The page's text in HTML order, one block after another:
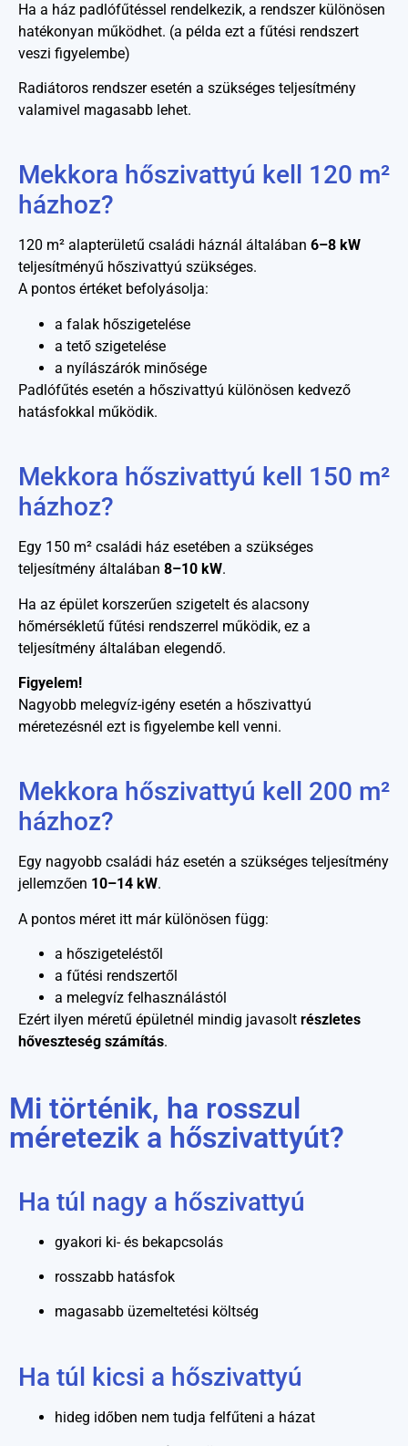
Ha a ház padlófűtéssel rendelkezik, a rendszer különösen
hatékonyan működhet. (a példa ezt a fűtési rendszert
veszi figyelembe)
Radiátoros rendszer esetén a szükséges teljesítmény
valamivel magasabb lehet.
Mekkora hőszivattyú kell 120 m²
házhoz?
120 m² alapterületű családi háznál általában 6–8 kW
teljesítményű hőszivattyú szükséges.
A pontos értéket befolyásolja:
a falak hőszigetelése
a tető szigetelése
a nyílászárók minősége
Padlófűtés esetén a hőszivattyú különösen kedvező
hatásfokkal működik.
Mekkora hőszivattyú kell 150 m²
házhoz?
Egy 150 m² családi ház esetében a szükséges
teljesítmény általában 8–10 kW.
Ha az épület korszerűen szigetelt és alacsony
hőmérsékletű fűtési rendszerrel működik, ez a
teljesítmény általában elegendő.
Figyelem!
Nagyobb melegvíz-igény esetén a hőszivattyú
méretezésnél ezt is figyelembe kell venni.
Mekkora hőszivattyú kell 200 m²
házhoz?
Egy nagyobb családi ház esetén a szükséges teljesítmény
jellemzően 10–14 kW.
A pontos méret itt már különösen függ:
a hőszigeteléstől
a fűtési rendszertől
a melegvíz felhasználástól
Ezért ilyen méretű épületnél mindig javasolt részletes
hőveszteség számítás.
Mi történik, ha rosszul
méretezik a hőszivattyút?
Ha túl nagy a hőszivattyú
gyakori ki- és bekapcsolás
rosszabb hatásfok
magasabb üzemeltetési költség
Ha túl kicsi a hőszivattyú
hideg időben nem tudja felfűteni a házat